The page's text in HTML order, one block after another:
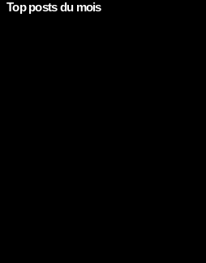
Top posts du mois